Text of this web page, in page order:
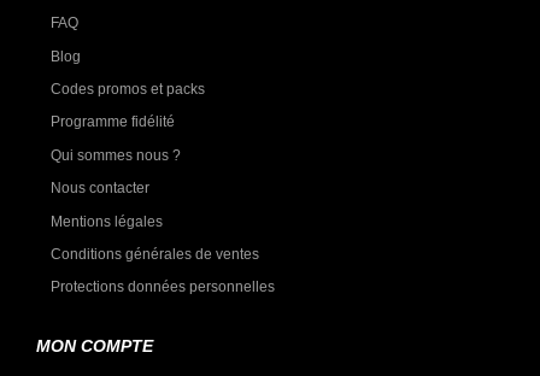
FAQ
Blog
Codes promos et packs
Programme fidélité
Qui sommes nous ?
Nous contacter
Mentions légales
Conditions générales de ventes
Protections données personnelles
MON COMPTE